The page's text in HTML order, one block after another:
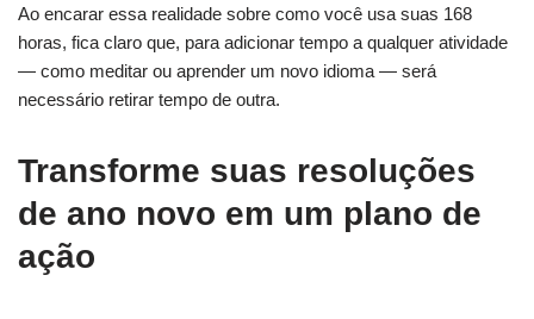
Ao encarar essa realidade sobre como você usa suas 168
horas, fica claro que, para adicionar tempo a qualquer atividade
— como meditar ou aprender um novo idioma — será
necessário retirar tempo de outra.
Transforme suas resoluções
de ano novo em um plano de
ação